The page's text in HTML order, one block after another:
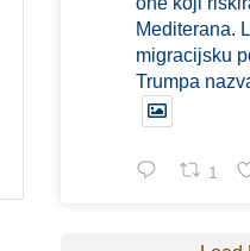
Mediterana.
migracijsku
Trumpa
1